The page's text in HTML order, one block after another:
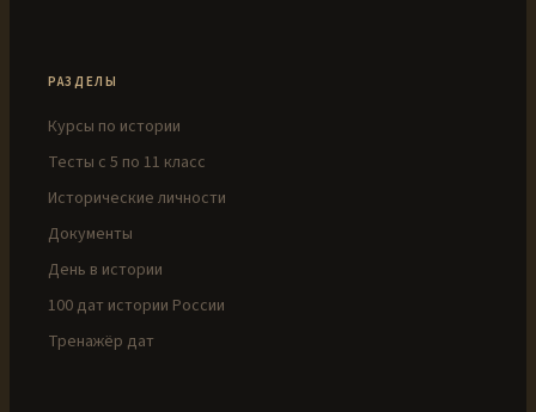
РАЗДЕЛЫ
Курсы по истории
Тесты с 5 по 11 класс
Исторические личности
Документы
День в истории
100 дат истории России
Тренажёр дат